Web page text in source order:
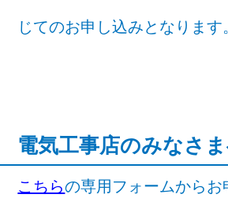
じてのお申し込みとなります
電気工事店のみなさ
こちらの専用フォームからお